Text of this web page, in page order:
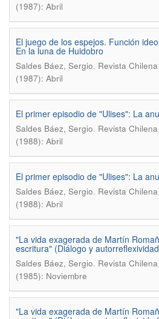
(1987): Abril
El juego de los espejos. Función
En la luna de Huidobro
Saldes Báez, Sergio. Revista
(1987): Abril
El primer episodio de "Ulises": La
Saldes Báez, Sergio. Revista
(1988): Abril
El primer episodio de "Ulises": La
Saldes Báez, Sergio. Revista
(1988): Abril
"La vida exagerada de Martín
escritura" (Diálogo y
Saldes Báez, Sergio. Revista
(1985): Noviembre
"La vida exagerada de Martín